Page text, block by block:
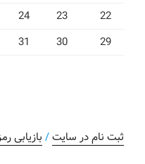
22
23
24
29
30
31
ثبت نام در سایت/ بازیابی